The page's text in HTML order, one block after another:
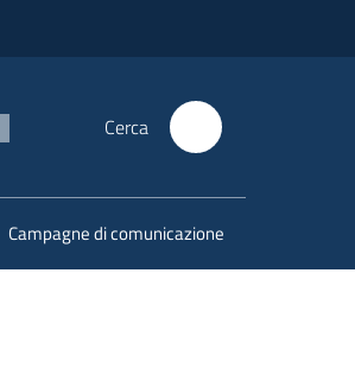
Cerca
Campagne di comunicazione